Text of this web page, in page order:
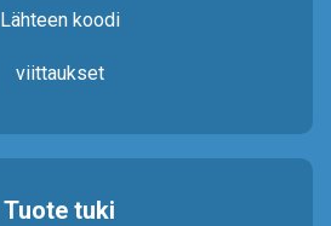
Lähteen koodi
viittaukset
Tuote tuki